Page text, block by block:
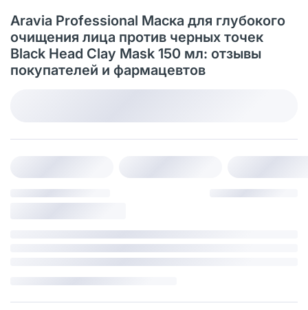
Aravia Professional Маска для глубокого
очищения лица против черных точек
Black Head Clay Mask 150 мл: отзывы
покупателей и фармацевтов